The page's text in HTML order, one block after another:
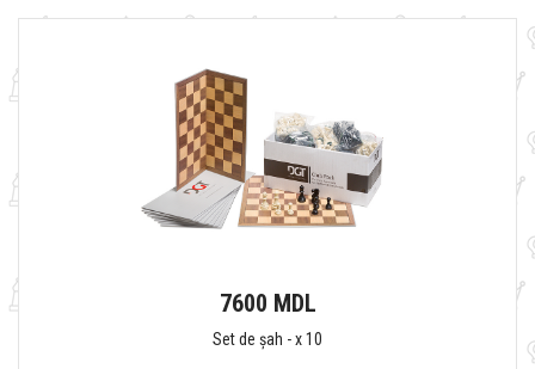
7600 MDL
Set de șah - х 10